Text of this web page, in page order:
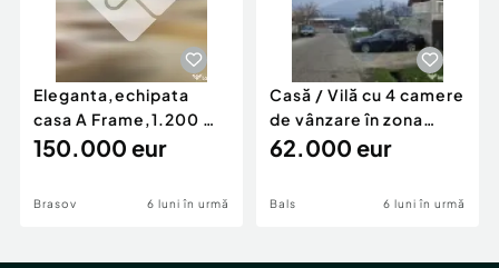
Eleganta,echipata
casa A Frame,1.200 mp
teren,deschidere Pia
150.000 eur
Brasov 6 luni în urmă
Casă / Vilă cu 4 camere
de vânzare în zona
Periferie
62.000 eur
Bals 6 luni în urmă